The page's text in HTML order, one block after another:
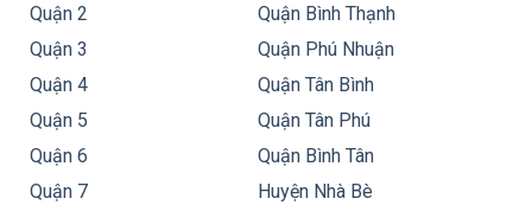
Quận 2
Quận 3
Quận 4
Quận 5
Quận 6
Quận 7
Quận Bình Thạnh
Quận Phú Nhuận
Quận Tân Bình
Quận Tân Phú
Quận Bình Tân
Huyện Nhà Bè